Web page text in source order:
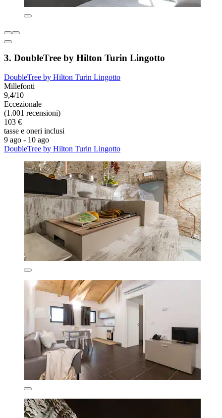
3. DoubleTree by Hilton Turin Lingotto
DoubleTree by Hilton Turin Lingotto
Millefonti
9,4/10
Eccezionale
(1.001 recensioni)
103 €
tasse e oneri inclusi
9 ago - 10 ago
DoubleTree by Hilton Turin Lingotto